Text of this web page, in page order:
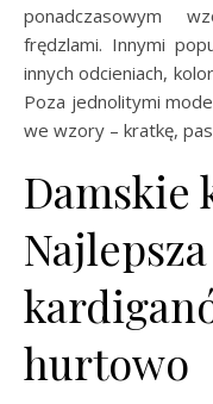
ponadczasowym
frędzlami. Innymi
innych odcieniach,
Poza jednolitymi
we wzory – kratkę,
Damskie
hurtowo